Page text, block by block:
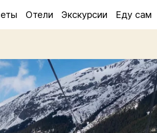
Отели Экскурсии Еду сам